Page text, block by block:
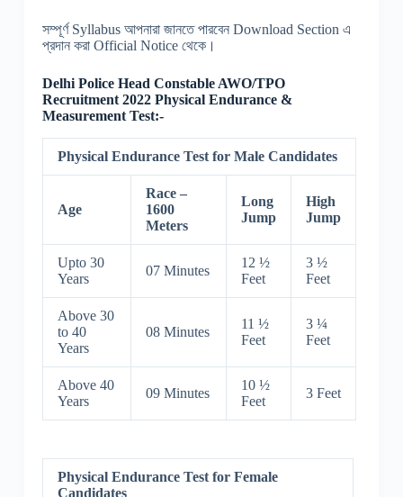
সম্পূর্ণ Syllabus আপনারা জানতে পারবেন Download Section এ
প্রদান করা Official Notice থেকে।
Delhi Police Head Constable AWO/TPO
Recruitment 2022 Physical Endurance &
Measurement Test:-
Physical Endurance Test for Male Candidates
Age
Race –
1600
Meters
Long
Jump
High
Jump
Upto 30
Years
07 Minutes
12 ½
Feet
3 ½
Feet
Above 30
to 40
Years
08 Minutes
11 ½
Feet
3 ¼
Feet
Above 40
Years
09 Minutes
10 ½
Feet
3 Feet
Physical Endurance Test for Female
Candidates